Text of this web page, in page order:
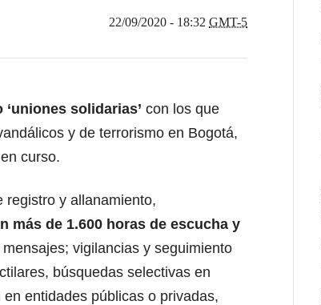
22/09/2020 - 18:32 GMT-5
‘uniones solidarias’ con los que
y de terrorismo en Bogotá,
curso.
registro y allanamiento,
más de 1.600 horas de escucha y
vigilancias y seguimiento
búsquedas selectivas en
entidades públicas o privadas,